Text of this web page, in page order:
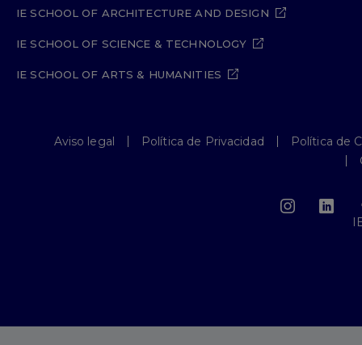
IE SCHOOL OF ARCHITECTURE AND DESIGN
IE SCHOOL OF SCIENCE & TECHNOLOGY
IE SCHOOL OF ARTS & HUMANITIES
Aviso legal Política de Privacidad
Política de